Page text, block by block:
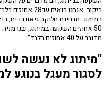
ביקור. אנחנו
במיתוג. מבחינת חלוקה גיאוגרפית,
מדובר על 40 אחוזים בלבד".
"מיתוג לא נעשה
לסגור מעגל בנוגע